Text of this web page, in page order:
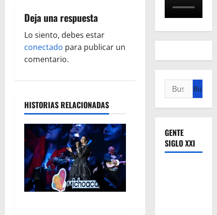
c
i
ó
e
e
n
t
r
Deja una respuesta
Lo siento, debes estar
conectado para publicar un
comentario.
HISTORIAS RELACIONADAS
Buscar:
GENTE
SIGLO XXI